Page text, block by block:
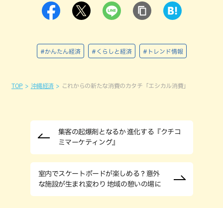
#かんたん経済 #くらしと経済 #トレンド情報
TOP 沖縄経済 これからの新たな消費のカタチ「エシカル消費」
集客の起爆剤となるか 進化する『クチコ
ミマーケティング』
室内でスケートボードが楽しめる？意外
な施設が生まれ変わり 地域の憩いの場に